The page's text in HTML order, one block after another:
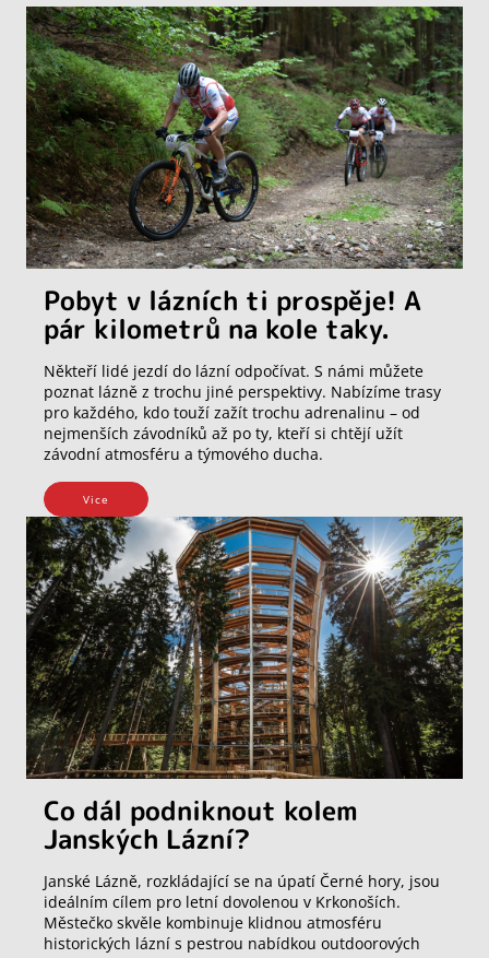
Pobyt v lázních ti prospěje! A
pár kilometrů na kole taky.
Někteří lidé jezdí do lázní odpočívat. S námi můžete
poznat lázně z trochu jiné perspektivy. Nabízíme trasy
pro každého, kdo touží zažít trochu adrenalinu – od
nejmenších závodníků až po ty, kteří si chtějí užít
závodní atmosféru a týmového ducha.
Vice
Co dál podniknout kolem
Janských Lázní?
Janské Lázně, rozkládající se na úpatí Černé hory, jsou
ideálním cílem pro letní dovolenou v Krkonoších.
Městečko skvěle kombinuje klidnou atmosféru
historických lázní s pestrou nabídkou outdoorových